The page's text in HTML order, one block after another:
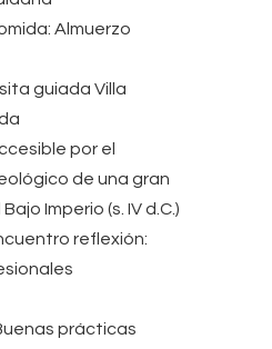
Almuerzo
guiada Villa
por el
de una gran
Imperio (s. IV d.C.)
reflexión:
prácticas